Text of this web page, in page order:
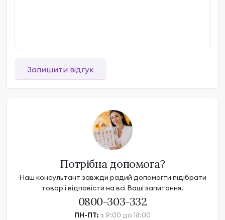
Залишити відгук
Потрібна допомога?
Наш консультант завжди радий допомогти підібрати
товар і відповісти на всі Ваші запитання.
0800-303-332
ПН-ПТ: з 9:00 до 18:00